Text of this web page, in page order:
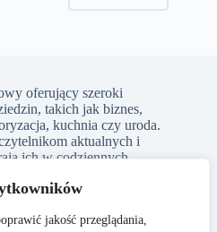
jakość przeglądania,
oferujący szeroki
takich jak biznes,
kuchnia czy uroda.
aktualnych i
ich w codziennych
dla każdego, niezależnie